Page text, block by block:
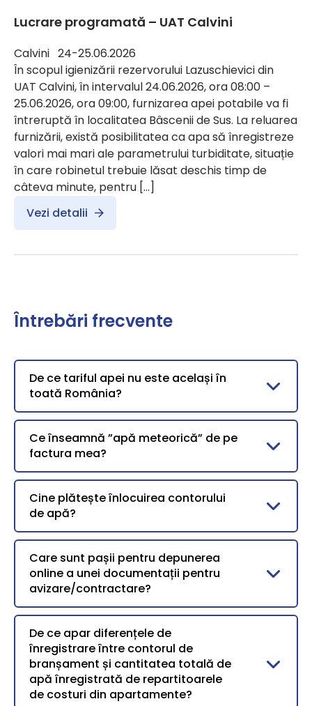
Lucrare programată – UAT Calvini
Calvini 24-25.06.2026
În scopul igienizării rezervorului Lazuschievici din
UAT Calvini, în intervalul 24.06.2026, ora 08:00 –
25.06.2026, ora 09:00, furnizarea apei potabile va fi
întreruptă în localitatea Bâscenii de Sus. La reluarea
furnizării, există posibilitatea ca apa să înregistreze
valori mai mari ale parametrului turbiditate, situație
în care robinetul trebuie lăsat deschis timp de
câteva minute, pentru […]
Vezi detalii
Întrebări frecvente
De ce tariful apei nu este același în
toată România?
Ce înseamnă ”apă meteorică” de pe
factura mea?
Cine plătește înlocuirea contorului
de apă?
Care sunt pașii pentru depunerea
online a unei documentații pentru
avizare/contractare?
De ce apar diferențele de
înregistrare între contorul de
branșament și cantitatea totală de
apă înregistrată de repartitoarele
de costuri din apartamente?